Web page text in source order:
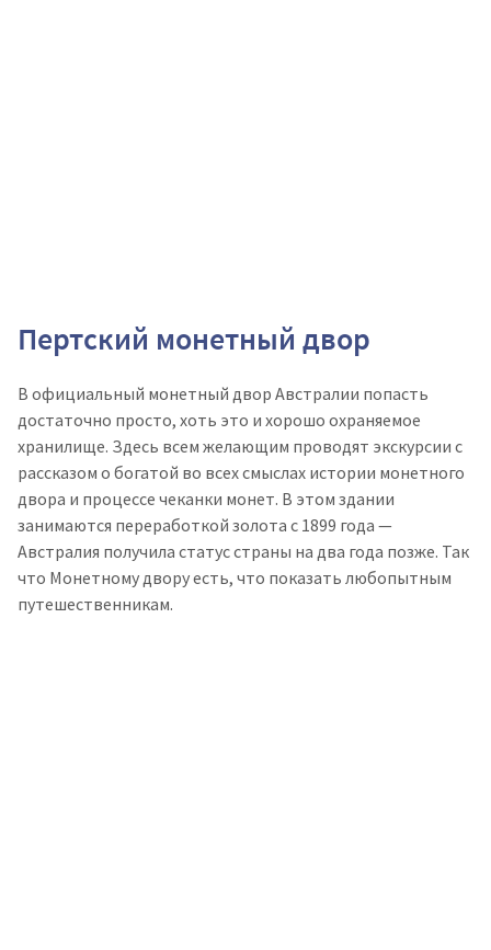
Пертский монетный двор
В официальный монетный двор Австралии попасть
достаточно просто, хоть это и хорошо охраняемое
хранилище. Здесь всем желающим проводят экскурсии с
рассказом о богатой во всех смыслах истории монетного
двора и процессе чеканки монет. В этом здании
занимаются переработкой золота с 1899 года —
Австралия получила статус страны на два года позже. Так
что Монетному двору есть, что показать любопытным
путешественникам.